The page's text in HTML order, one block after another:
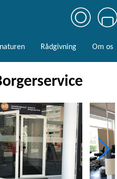
Rådgivning Om os